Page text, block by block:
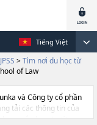
Tiếng Việt
> Tìm nơi du học từ
of Law
và Công ty cổ phần
tải các thông tin của
ngắn hạn, trường